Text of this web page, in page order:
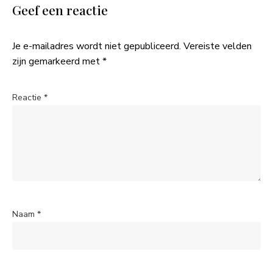
Geef een reactie
Je e-mailadres wordt niet gepubliceerd. Vereiste velden
zijn gemarkeerd met*
Reactie *
Naam *